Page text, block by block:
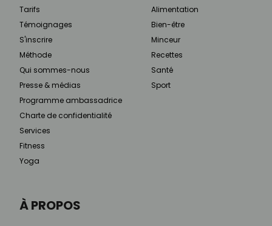
À PROPOS
Tarifs
Témoignages
S'inscrire
Méthode
Qui sommes-nous
Presse & médias
Programme ambassadrice
Charte de confidentialité
Services
Fitness
Yoga
Alimentation
Bien-être
Minceur
Recettes
Santé
Sport